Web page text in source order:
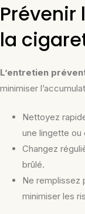
Prévenir
la
L’entretien
minimiser
Nettoyez
une lingette ou
Changez
brûlé.
Ne remplissez
minimiser les